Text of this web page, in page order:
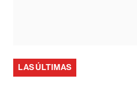
LAS ÚLTIMAS